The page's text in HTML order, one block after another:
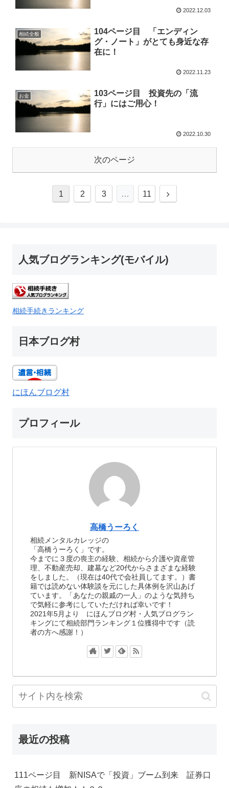
2022.12.03
相続全般
104ページ目 「エンディン
グ・ノート」がとても身近な存
在に！
2022.11.23
お金
103ページ目 投資先の「流
行」にはご用心！
2022.10.30
次のページ
1 2 3 … 11
人気ブログランキング(モバイル)
相続手続きランキング
日本ブログ村
にほんブログ村
プロフィール
高橋うーろく
相続メンタルカレッジの
「高橋うーろく」です。
今までに３度の喪主の経験、相続から介護や資産管
理、不動産売却、建墓など20代からさまざまな経験
をしました。（現在は40代で会社員してます。）書
籍では読めない体験談を元にした具体例を沢山あげ
ています。「あなたの親戚の一人」のような気持ち
で気軽に参考にしていただければ幸いです！
2021年5月より にほんブログ村・人気ブログラン
キングにて相続部門ランキング１位獲得中です（読
者の方へ感謝！）
最近の投稿
111ページ目 新NISAで「投資」ブーム到来 証券口